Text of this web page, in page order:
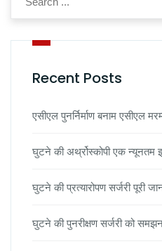
Recent Posts
एसीएल पुनर्निर्माण बनाम एसीएल
घुटने की अर्थ्रोस्कोपी एक न्यूनतम
घुटने की प्रत्यारोपण सर्जरी पूरी
घुटने की पुनरीक्षण सर्जरी को